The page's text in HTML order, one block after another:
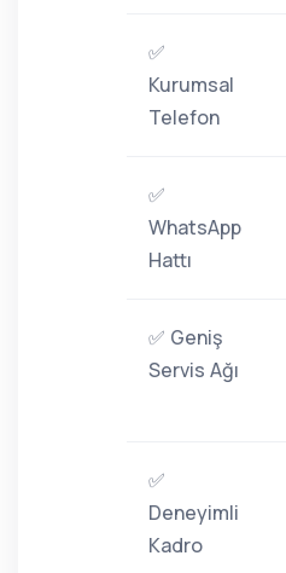
✅
Kurumsal
Telefon
✅
WhatsApp
Hattı
✅ Geniş
Servis Ağı
✅
Deneyimli
Kadro